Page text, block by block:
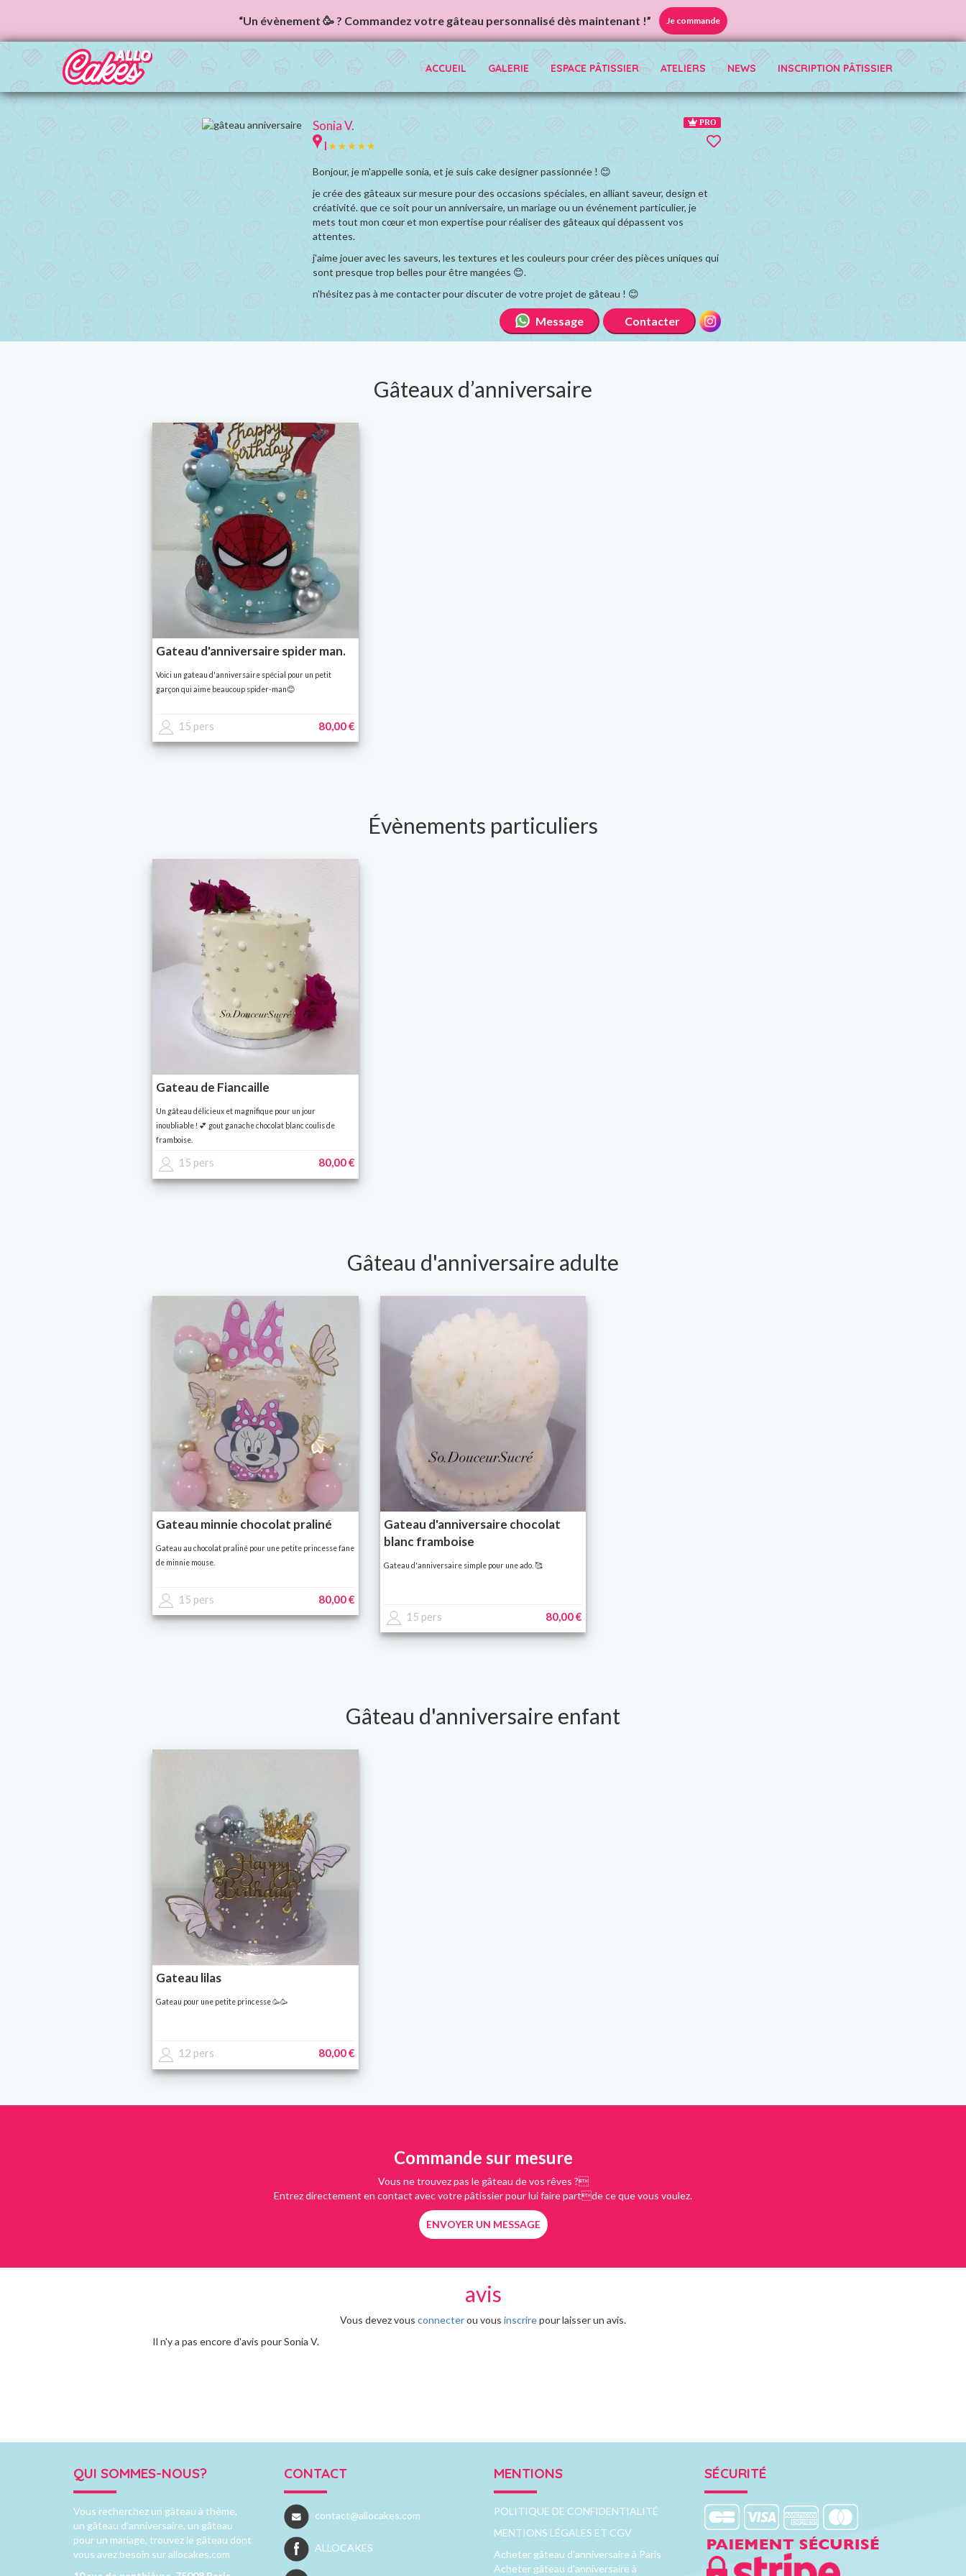
“Un évènement 🥳 ? Commandez votre gâteau personnalisé dès maintenant !” Je commande
ACCUEIL GALERIE ESPACE PÂTISSIER ATELIERS NEWS INSCRIPTION PÂTISSIER
Sonia V. PRO
|
Bonjour, je m'appelle sonia, et je suis cake designer passionnée ! 😊
je crée des gâteaux sur mesure pour des occasions spéciales, en alliant saveur, design et
créativité. que ce soit pour un anniversaire, un mariage ou un événement particulier, je
mets tout mon cœur et mon expertise pour réaliser des gâteaux qui dépassent vos
attentes.
j'aime jouer avec les saveurs, les textures et les couleurs pour créer des pièces uniques qui
sont presque trop belles pour être mangées 😊.
n'hésitez pas à me contacter pour discuter de votre projet de gâteau ! 😊
Message Contacter
Gâteaux d’anniversaire
Gateau d'anniversaire spider man.
Voici un gateau d'anniversaire spécial pour un petit
garçon qui aime beaucoup spider-man😊
15 pers 80,00 €
Évènements particuliers
Gateau de Fiancaille
Un gâteau délicieux et magnifique pour un jour
inoubliable ! 💕 gout ganache chocolat blanc coulis de
framboise.
15 pers 80,00 €
Gâteau d'anniversaire adulte
Gateau minnie chocolat praliné
Gateau au chocolat praliné pour une petite princesse fane
de minnie mouse.
15 pers 80,00 €
Gateau d'anniversaire chocolat
blanc framboise
Gateau d'anniversaire simple pour une ado. 🥰
15 pers 80,00 €
Gâteau d'anniversaire enfant
Gateau lilas
Gateau pour une petite princesse 🥳🥳
12 pers 80,00 €
Commande sur mesure
Vous ne trouvez pas le gâteau de vos rêves ?
Entrez directement en contact avec votre pâtissier pour lui faire partde ce que vous voulez.
avis
Vous devez vous connecterou vous inscrirepour laisser un avis.
Il n'y a pas encore d'avis pour Sonia V.
QUI SOMMES-NOUS?
Vous recherchez un gâteau à thème,
un gâteau d’anniversaire, un gâteau
pour un mariage, trouvez le gâteau dont
vous avez besoin sur allocakes.com
CONTACT
contact@allocakes.com
ALLOCAKES
MENTIONS
POLITIQUE DE CONFIDENTIALITÉ
MENTIONS LÉGALES ET CGV
Acheter gâteau d'anniversaire à Paris
Acheter gâteau d'anniversaire à
SÉCURITÉ